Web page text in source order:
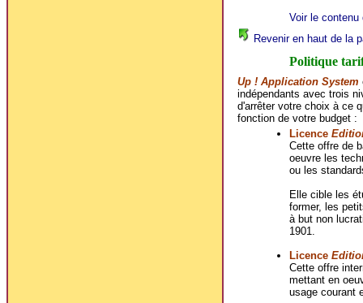
Voir le contenu
Revenir en haut de la
Politique
Up ! Application System
indépendants avec trois
d'arrêter votre choix à ce
fonction de votre budget :
Licence
Cette offre de
oeuvre les
ou les
Elle cible les
former, les
à but non
1901.
Licence
Cette offre
mettant en
usage courant